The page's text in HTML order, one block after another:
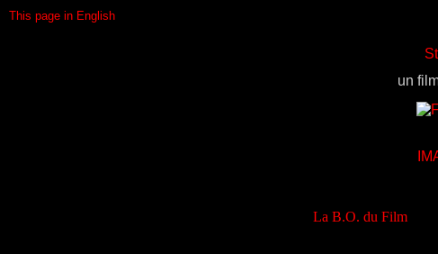
This page in English
un
La B.O. du Film